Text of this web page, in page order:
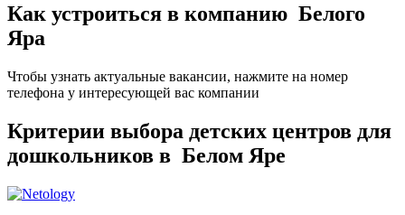
Как устроиться в компанию Белого
Яра
Чтобы узнать актуальные вакансии, нажмите на номер
телефона у интересующей вас компании
Критерии выбора детских центров для
дошкольников в Белом Яре